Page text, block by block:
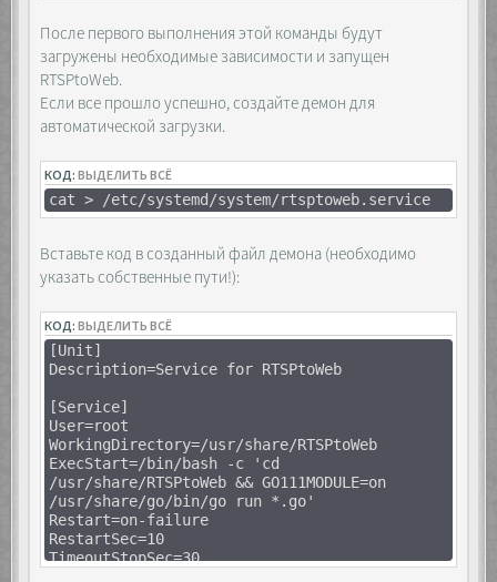
После первого выполнения этой команды будут
загружены необходимые зависимости и запущен
RTSPtoWeb.
Если все прошло успешно, создайте демон для
автоматической загрузки.
КОД:ВЫДЕЛИТЬ ВСЁ
cat > /etc/systemd/system/rtsptoweb.service
Вставьте код в созданный файл демона (необходимо
указать собственные пути!):
КОД:ВЫДЕЛИТЬ ВСЁ
[Unit]
Description=Service for RTSPtoWeb
[Service]
User=root
WorkingDirectory=/usr/share/RTSPtoWeb
ExecStart=/bin/bash -c 'cd
/usr/share/RTSPtoWeb && GO111MODULE=on
/usr/share/go/bin/go run *.go'
Restart=on-failure
RestartSec=10
TimeoutStopSec=30